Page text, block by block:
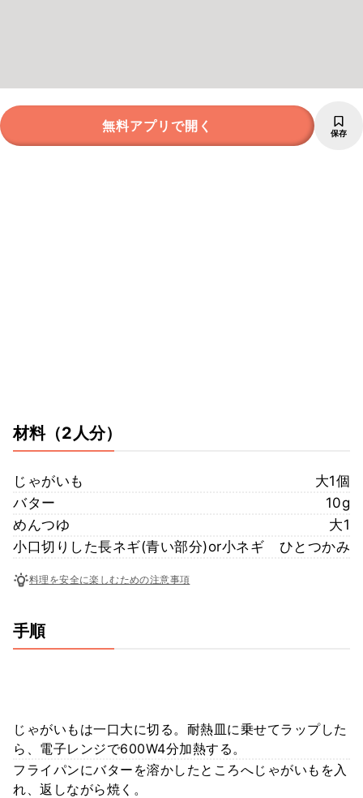
無料アプリで開く 保存
材料（2人分）
じゃがいも
大1個
バター
10g
めんつゆ
大1
小口切りした長ネギ(青い部分)or小ネギ
ひとつかみ
料理を安全に楽しむための注意事項
手順
じゃがいもは一口大に切る。耐熱皿に乗せてラップした
ら、電子レンジで600W4分加熱する。
フライパンにバターを溶かしたところへじゃがいもを入
れ、返しながら焼く。